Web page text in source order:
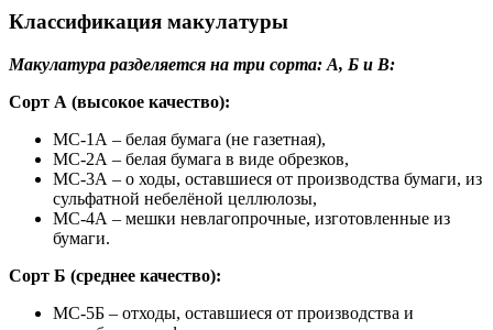
Классификация макулатуры
Макулатура разделяется на три сорта: А, Б и В:
Сорт А (высокое качество):
МС-1А – белая бумага (не газетная),
МС-2А – белая бумага в виде обрезков,
МС-3А – о ходы, оставшиеся от производства бумаги, из
сульфатной небелёной целлюлозы,
МС-4А – мешки невлагопрочные, изготовленные из
бумаги.
Сорт Б (среднее качество):
МС-5Б – отходы, оставшиеся от производства и